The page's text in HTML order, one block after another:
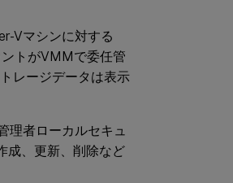
Vマシンに対する
トがVMMで委任管
レージデータは表示
理者ローカルセキュ
成、更新、削除など